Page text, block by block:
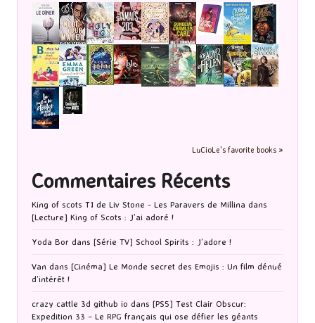
LuCioLe's favorite books »
Commentaires Récents
King of scots T1 de Liv Stone - Les Paravers de Millina dans
[Lecture] King of Scots : J’ai adoré !
Yoda Bor dans [Série TV] School Spirits : J’adore !
Van dans [Cinéma] Le Monde secret des Emojis : Un film dénué
d’intérêt !
crazy cattle 3d github io dans [PS5] Test Clair Obscur:
Expedition 33 – Le RPG français qui ose défier les géants